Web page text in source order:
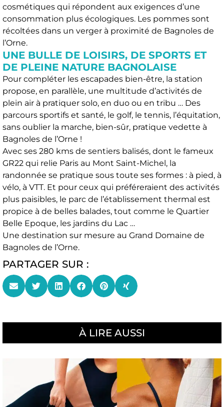
cosmétiques qui répondent aux exigences d’une
consommation plus écologiques. Les pommes sont
récoltées dans un verger à proximité de Bagnoles de
l’Orne.
UNE BULLE DE LOISIRS, DE SPORTS ET
DE PLEINE NATURE BAGNOLAISE
Pour compléter les escapades bien-être, la station
propose, en parallèle, une multitude d’activités de
plein air à pratiquer solo, en duo ou en tribu … Des
parcours sportifs et santé, le golf, le tennis, l’équitation,
sans oublier la marche, bien-sûr, pratique vedette à
Bagnoles de l’Orne !
Avec ses 280 kms de sentiers balisés, dont le fameux
GR22 qui relie Paris au Mont Saint-Michel, la
randonnée se pratique sous toute ses formes : à pied, à
vélo, à VTT. Et pour ceux qui préféreraient des activités
plus paisibles, le parc de l’établissement thermal est
propice à de belles balades, tout comme le Quartier
Belle Epoque, les jardins du Lac …
Une destination sur mesure au Grand Domaine de
Bagnoles de l’Orne.
PARTAGER SUR :
À LIRE AUSSI